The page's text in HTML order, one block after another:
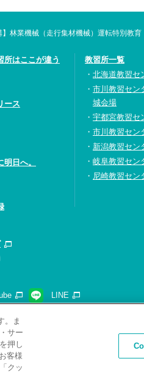
】林業機械（走行集材機械）運転特別教育
所はここが違う
ース
日へ。
教習所一覧
北海道教習セ
市川教習セン
城会場
宇都宮教習セ
市川教習セン
新潟教習セン
岐阜教習セン
尼崎教習セン
LINE
ルメディアポリシー
Co,.Ltd.
。ま
サー
押し
客様
クッ